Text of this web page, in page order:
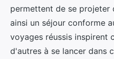
permettent de se projeter
ainsi un séjour conforme
voyages réussis inspirent
d'autres à se lancer dans